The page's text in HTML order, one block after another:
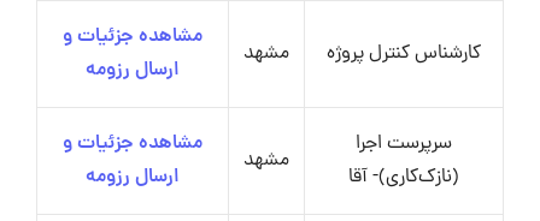
کارشناس کنترل پروژه مشهد
مشاهده جزئیات و
ارسال رزومه
سرپرست اجرا
(نازک‌کاری)- آقا
مشهد
مشاهده جزئیات و
ارسال رزومه